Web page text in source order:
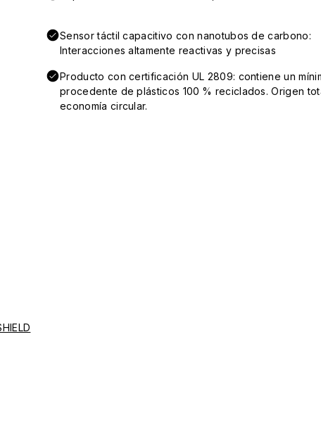
Sensor táctil capacitivo con nanotubos de carbono:
Interacciones altamente reactivas y precisas
Producto con certificación UL 2809: contiene un
procedente de plásticos 100 % reciclados. Origen
economía circular.